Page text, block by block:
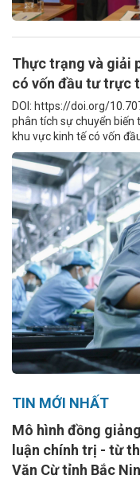
Thực trạng và giải
có vốn đầu tư trực
DOI: https://doi.org/
phân tích sự chuyển
khu vực kinh tế có vốn
TIN MỚI NHẤT
Mô hình đồng
luận chính trị - từ
Văn Cừ tỉnh Bắc